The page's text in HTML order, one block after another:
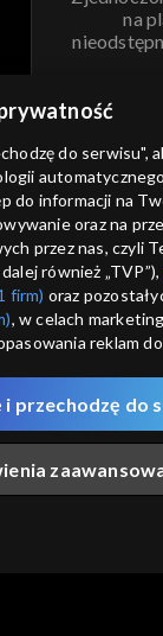
na
usług
do serwisu",
do informacji na
oraz na
przez nas, czyli
również „TVP”),
firm) oraz
, w celach
reklam
a także zgody na
PPID do Google.
podczas
serwisów
zapisywane za
przechodzę do